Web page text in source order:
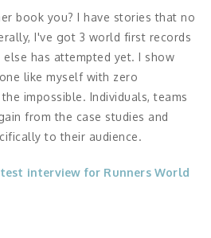
book you? I have stories that no
I've got 3 world first records
has attempted yet. I show
like myself with zero
impossible. Individuals, teams
from the case studies and
to their audience.
interview for Runners World